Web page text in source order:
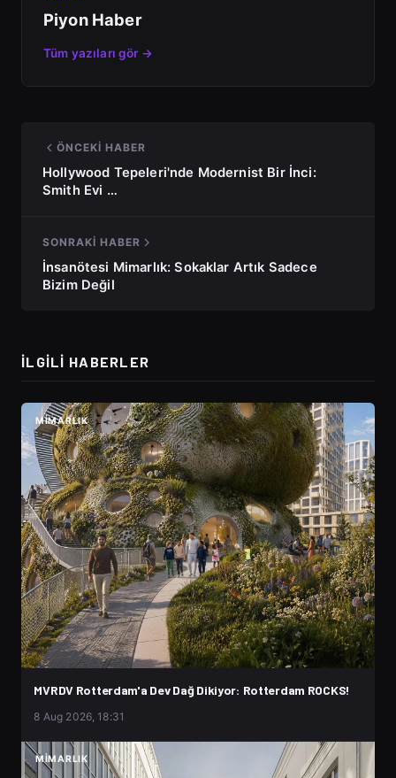
Piyon Haber
Tüm yazıları gör →
ÖNCEKI HABER
Hollywood Tepeleri'nde Modernist Bir İnci:
Smith Evi …
SONRAKI HABER
İnsanötesi Mimarlık: Sokaklar Artık Sadece
Bizim Değil
İLGILI HABERLER
MIMARLIK
MVRDV Rotterdam'a Dev Dağ Dikiyor: Rotterdam ROCKS!
8 Aug 2026, 18:31
MIMARLIK